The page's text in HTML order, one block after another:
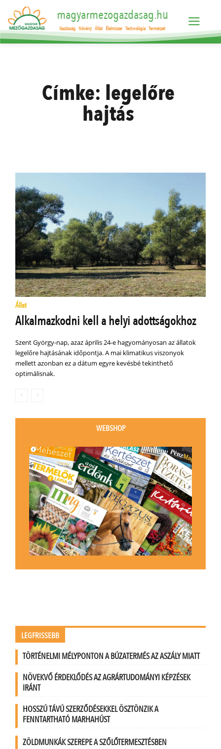
magyarmezogazdasag.hu
Gazdaság Növény Állat Élelmiszer Technológia Természet
Címke: legelőre
hajtás
Állat
Alkalmazkodni kell a helyi adottságokhoz
Szent György-nap, azaz április 24-e hagyományosan az állatok
legelőre hajtásának időpontja. A mai klimatikus viszonyok
mellett azonban ez a dátum egyre kevésbé tekinthető
optimálisnak.
WEBSHOP
LEGFRISSEBB
TÖRTÉNELMI MÉLYPONTON A BÚZATERMÉS AZ ASZÁLY MIATT
NÖVEKVŐ ÉRDEKLŐDÉS AZ AGRÁRTUDOMÁNYI KÉPZÉSEK
IRÁNT
HOSSZÚ TÁVÚ SZERZŐDÉSEKKEL ÖSZTÖNZIK A
FENNTARTHATÓ MARHAHÚST
ZÖLDMUNKÁK SZEREPE A SZŐLŐTERMESZTÉSBEN